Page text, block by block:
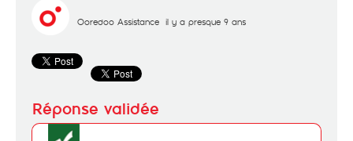
Ooredoo Assistance il y a presque 9 ans